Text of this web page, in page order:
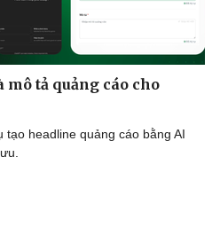
mô tả quảng cáo cho
headline quảng cáo bằng AI